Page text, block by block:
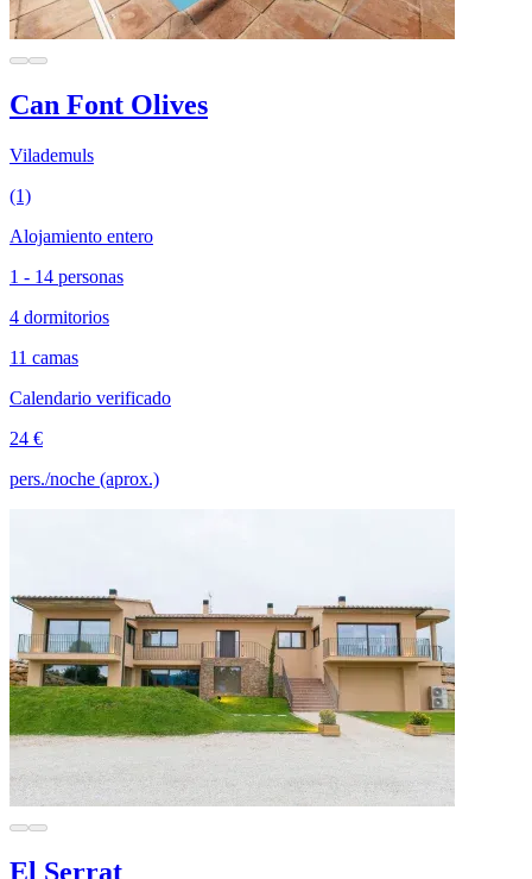
Can Font Olives
Vilademuls
(1)
Alojamiento entero
1 - 14 personas
4 dormitorios
11 camas
Calendario verificado
24 €
pers./noche (aprox.)
El Serrat